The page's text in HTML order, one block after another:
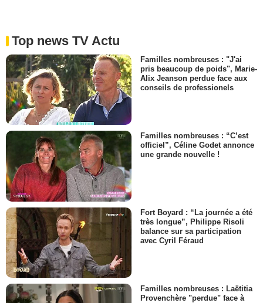
Top news TV Actu
Familles nombreuses : "J'ai
pris beaucoup de poids", Marie-
Alix Jeanson perdue face aux
conseils de professionels
Familles nombreuses : “C’est
officiel”, Céline Godet annonce
une grande nouvelle !
Fort Boyard : “La journée a été
très longue”, Philippe Risoli
balance sur sa participation
avec Cyril Féraud
Familles nombreuses : Laëtitia
Provenchère "perdue" face à